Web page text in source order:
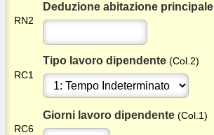
RN2
Deduzione abitazione principale
RC1
Tipo lavoro dipendente (Col.2)
RC6
Giorni lavoro dipendente (Col.1)